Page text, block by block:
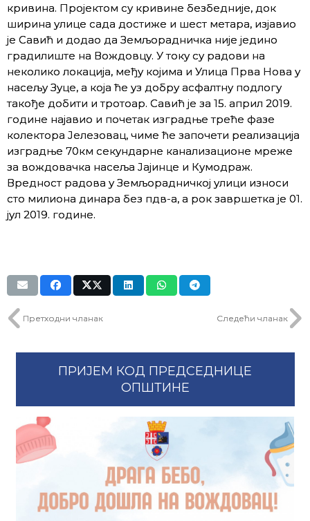
кривина. Пројектом су кривине безбедније, док
ширина улице сада достиже и шест метара, изјавио
је Савић и додао да Земљорадничка није једино
градилиште на Вождовцу. У току су радови на
неколико локација, међу којима и Улица Прва Нова у
насељу Зуце, а која ће уз добру асфалтну подлогу
такође добити и тротоар. Савић је за 15. април 2019.
године најавио и почетак изградње треће фазе
колектора Јелезовац, чиме ће започети реализација
изградње 70км секундарне канализационе мреже
за вождовачка насеља Јајинце и Кумодраж.
Вредност радова у Земљорадничкој улици износи
сто милиона динара без пдв-а, а рок завршетка је 01.
јул 2019. године.
Претходни чланак Следећи чланак
ПРИЈЕМ КОД ПРЕДСЕДНИЦЕ
ОПШТИНЕ